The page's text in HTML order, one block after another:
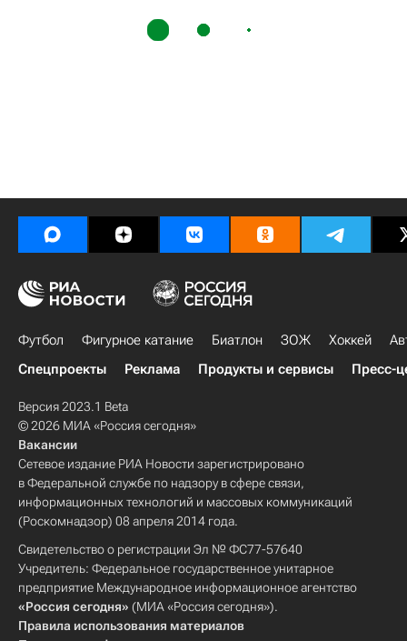
Футбол Фигурное катание Биатлон ЗОЖ Хоккей
Спецпроекты
Реклама Продукты и сервисы Пресс-
Версия 2023.1 Beta
© 2026 МИА «Россия сегодня»
Вакансии
Сетевое издание РИА Новости зарегистрировано
в Федеральной службе по надзору в сфере связи,
информационных технологий и массовых коммуникаций
(Роскомнадзор) 08 апреля 2014 года.
Свидетельство о регистрации Эл № ФС77-57640
Учредитель: Федеральное государственное унитарное
предприятие Международное информационное агентство
«Россия сегодня» (МИА «Россия сегодня»).
Правила использования материалов